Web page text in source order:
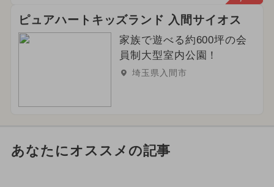
ピュアハートキッズランド 入間サイオス
家族で遊べる約600坪の会
員制大型室内公園！
埼玉県入間市
あなたにオススメの記事